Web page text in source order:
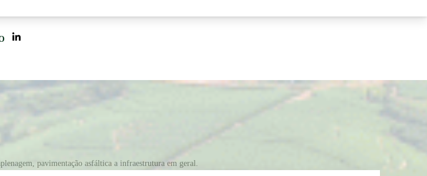
pavimentação asfáltica a infraestrutura em geral.